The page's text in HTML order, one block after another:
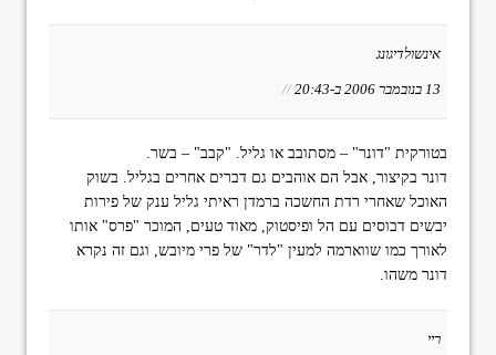
אינשולדיגונג
13 בנובמבר 2006 ב-20:43 //
בטורקית "דונר" – מסתובב או גליל. "קבב" – בשר.
דונר בקיצור, אבל הם אוהבים גם דברים אחרים בגליל. בשוק
האוכל שאחרי רדת החשכה ברמדן ראיתי גליל ענק של פירות
יבשים דבוסים עם הל ופיסטוק, מאוד טעים, המוכר "פרס" אותו
לאורך כמו שווארמה למעין "לדר" של פרי מיובש, וגם זה נקרא
דונר משהו.
ריי